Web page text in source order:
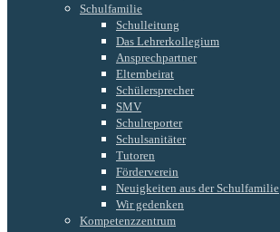
Schulfamilie
Schulleitung
Das Lehrerkollegium
Ansprechpartner
Elternbeirat
Schülersprecher
SMV
Schulreporter
Schulsanitäter
Tutoren
Förderverein
Neuigkeiten aus der Schulfamilie
Wir gedenken
Kompetenzzentrum